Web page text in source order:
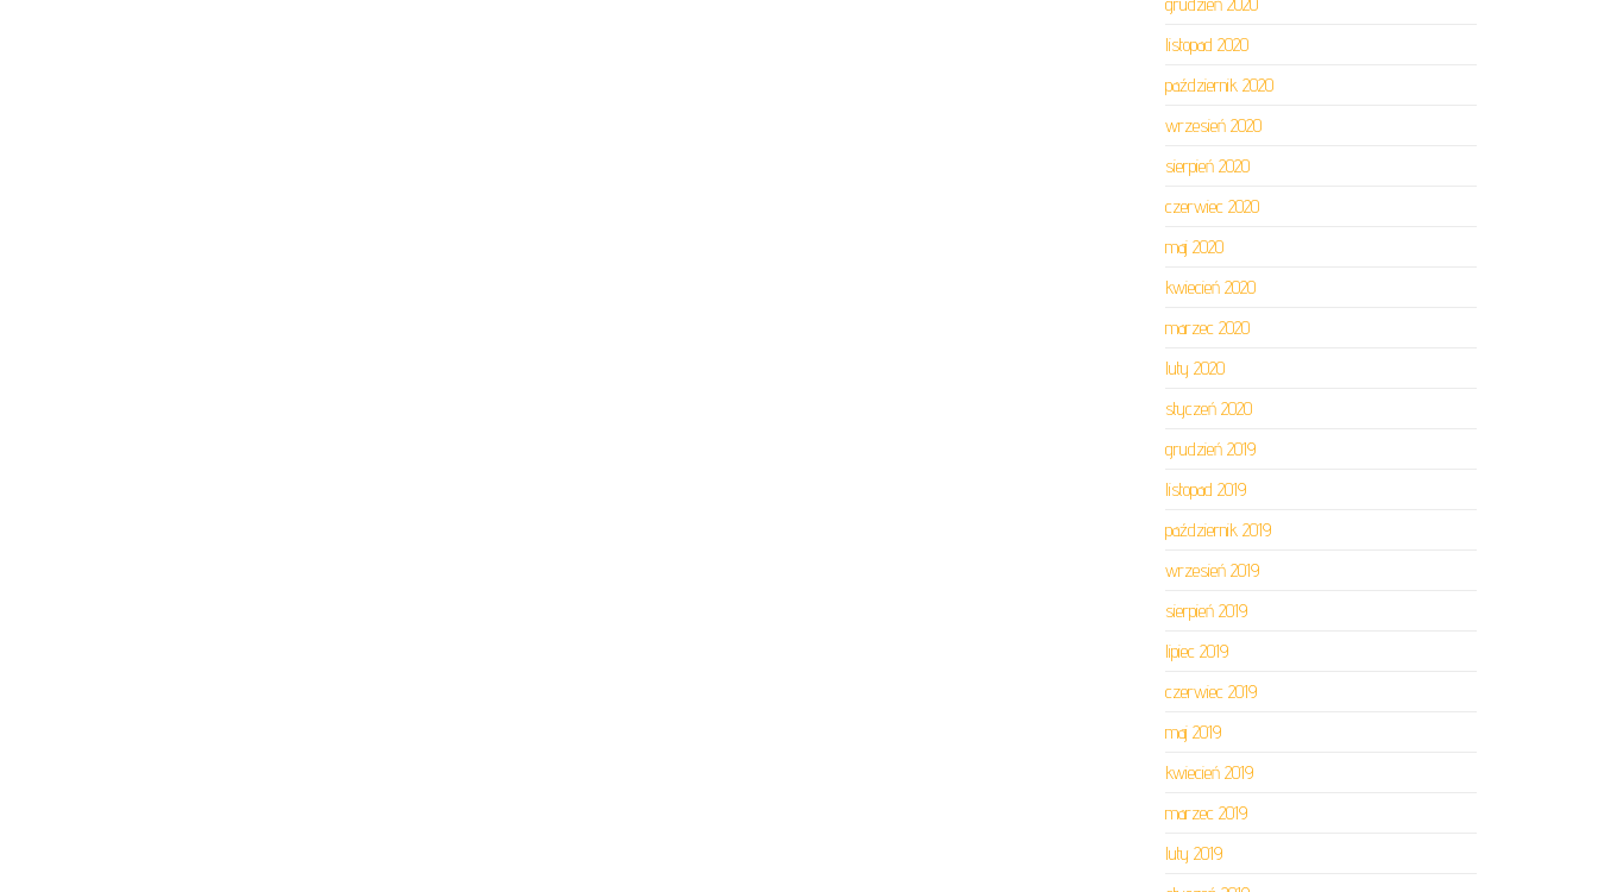
listopad 2020
październik 2020
wrzesień 2020
sierpień 2020
czerwiec 2020
maj 2020
kwiecień 2020
marzec 2020
luty 2020
styczeń 2020
grudzień 2019
listopad 2019
październik 2019
wrzesień 2019
sierpień 2019
lipiec 2019
czerwiec 2019
maj 2019
kwiecień 2019
marzec 2019
luty 2019